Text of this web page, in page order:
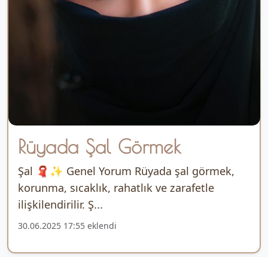
Rüyada Şal Görmek
Şal 🧣✨ Genel Yorum Rüyada şal görmek,
korunma, sıcaklık, rahatlık ve zarafetle
ilişkilendirilir. Ş...
30.06.2025 17:55 eklendi